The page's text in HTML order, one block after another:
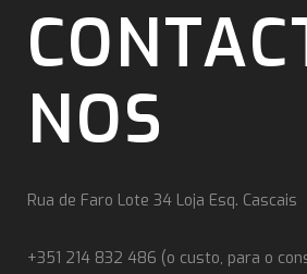
NOS
Rua de Faro Lote 34 Loja Esq. Cascais
+351 214 832 486 (o custo, para o